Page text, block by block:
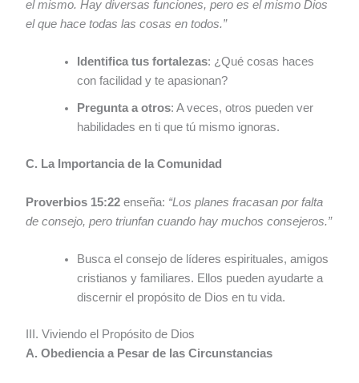
el mismo. Hay diversas funciones, pero es el mismo Dios
el que hace todas las cosas en todos.”
Identifica tus fortalezas: ¿Qué cosas haces
con facilidad y te apasionan?
Pregunta a otros: A veces, otros pueden ver
habilidades en ti que tú mismo ignoras.
C. La Importancia de la Comunidad
Proverbios 15:22 enseña: “Los planes fracasan por falta
de consejo, pero triunfan cuando hay muchos consejeros.”
Busca el consejo de líderes espirituales, amigos
cristianos y familiares. Ellos pueden ayudarte a
discernir el propósito de Dios en tu vida.
III. Viviendo el Propósito de Dios
A. Obediencia a Pesar de las Circunstancias